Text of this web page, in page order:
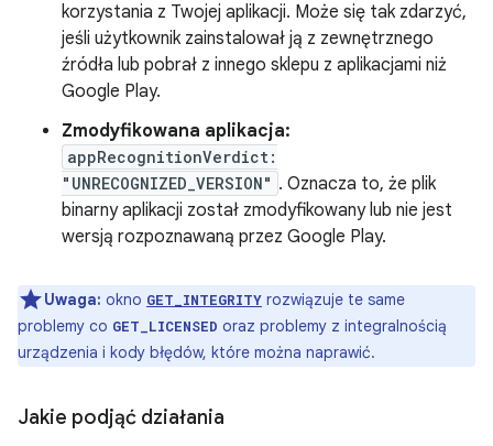
korzystania z Twojej aplikacji. Może się tak zdarzyć,
jeśli użytkownik zainstalował ją z zewnętrznego
źródła lub pobrał z innego sklepu z aplikacjami niż
Google Play.
Zmodyfikowana aplikacja:
appRecognitionVerdict:
"UNRECOGNIZED_VERSION" . Oznacza to, że plik
binarny aplikacji został zmodyfikowany lub nie jest
wersją rozpoznawaną przez Google Play.
Uwaga: okno GET_INTEGRITY rozwiązuje te same
problemy co GET_LICENSED oraz problemy z integralnością
urządzenia i kody błędów, które można naprawić.
Jakie podjąć działania